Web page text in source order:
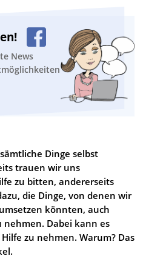
News
Dinge selbst
trauen wir uns
zu bitten, andererseits
die Dinge, von denen wir
könnten, auch
nehmen. Dabei kann es
zu nehmen. Warum? Das